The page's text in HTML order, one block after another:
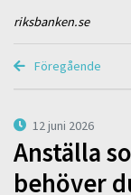
riksbanken.se
Föregående
12 juni 2026
Anställa
behöver